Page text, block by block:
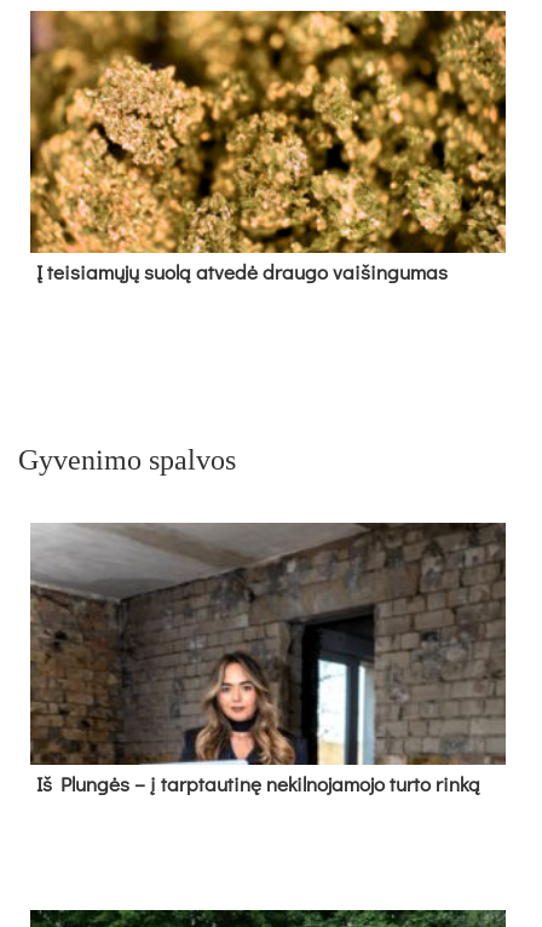
Į tei­sia­mų­jų suo­lą at­ve­dė drau­go vai­šin­gu­mas
Gyvenimo spalvos
Iš Plungės – į tarptautinę nekilnojamojo turto rinką